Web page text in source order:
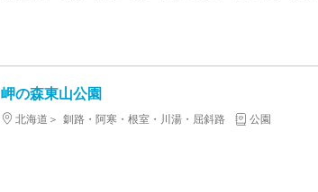
岬の森東山公園
北海道 釧路・阿寒・根室・川湯・屈斜路 公園